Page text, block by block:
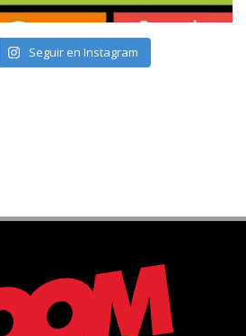
Seguir en Instagram